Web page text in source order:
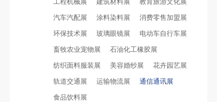
工程机械展 建筑材料展 教育旅游文化展
汽车汽配展 涂料染料展 消费零售加盟展
环保技术展 玻璃眼镜展 电动车自行车展
畜牧农业宠物展 石油化工橡胶展
纺织面料服装展 美容婚纱展 花卉园艺展
轨道交通展 运输物流展 通信通讯展
食品饮料展